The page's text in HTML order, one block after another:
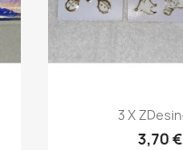
3 X
3,70 €